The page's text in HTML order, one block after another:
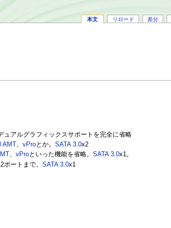
本文 リロード 差分
ュアルグラフィックスサポートを完全に省略
AMT 、vProとか。SATA 3.0x2
、vProといった機能を省略。SATA 3.0x1。
ポートまで。SATA 3.0x1